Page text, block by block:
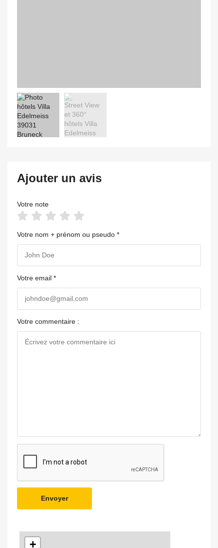
Ajouter un avis
Votre note
Votre nom + prénom ou pseudo *
Votre email *
Votre commentaire :
Envoyer
+